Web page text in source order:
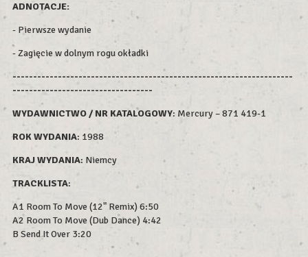
ADNOTACJE:
- Pierwsze wydanie
- Zagięcie w dolnym rogu okładki
--------------------------------------------------------------------
----------------------------------
WYDAWNICTWO / NR KATALOGOWY: Mercury – 871 419-1
ROK WYDANIA: 1988
KRAJ WYDANIA: Niemcy
TRACKLISTA:
A1 Room To Move (12" Remix) 6:50
A2 Room To Move (Dub Dance) 4:42
B Send It Over 3:20